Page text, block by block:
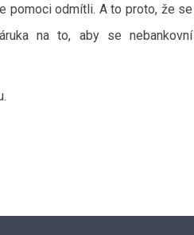
pomoci odmítli. A to proto, že se
na to, aby se nebankovní